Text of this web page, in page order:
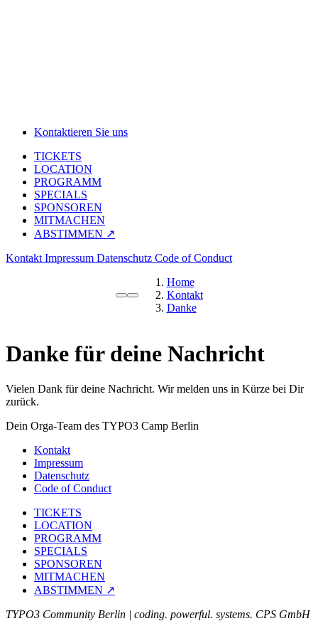
Kontaktieren Sie uns
TICKETS
LOCATION
PROGRAMM
SPECIALS
SPONSOREN
MITMACHEN
ABSTIMMEN ↗
Kontakt Impressum Datenschutz Code of Conduct
Home
Kontakt
Danke
Danke für deine Nachricht
Vielen Dank für deine Nachricht. Wir melden uns in Kürze bei Dir
zurück.
Dein Orga-Team des TYPO3 Camp Berlin
Kontakt
Impressum
Datenschutz
Code of Conduct
TICKETS
LOCATION
PROGRAMM
SPECIALS
SPONSOREN
MITMACHEN
ABSTIMMEN ↗
TYPO3 Community Berlin | coding. powerful. systems. CPS GmbH